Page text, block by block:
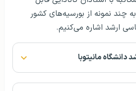
چند نمونه از بورسیه‌های کشور
ارشد اشاره می‌کنیم.
دانشگاه مانیتوبا